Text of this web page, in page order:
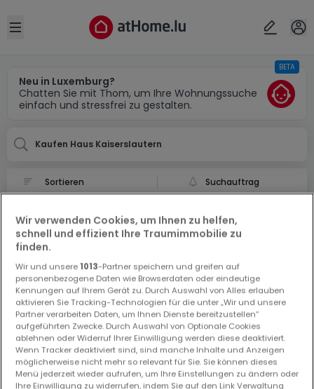
Open sidebar
Neu in Luxemburg?
Chatten Sie mit Thom, um Ihre Wohnungssuche
einfach und stressfrei zu gestalten.
BETA
Kaufen Haus Kaiserslautern
Suchauftrag
1-Zimmer Haus kaufen in Kaiserslautern
0 1-Zimmer Haus zum Kauf in Kaiserslautern
Vorschau auf neue Inserate und
Preissenkungen!
Richten Sie einen Alarm für diese Suche ein, um neue
Ort
Abbrechen ok
Wir verwenden Cookies, um Ihnen zu helfen,
schnell und effizient Ihre Traumimmobilie zu
finden.
Wir und unsere 1013-Partner speichern und greifen auf
personenbezogene Daten wie Browserdaten oder eindeutige
Kennungen auf Ihrem Gerät zu. Durch Auswahl von Alles erlauben
aktivieren Sie Tracking-Technologien für die unter „Wir und unsere
Partner verarbeiten Daten, um Ihnen Dienste bereitzustellen“
aufgeführten Zwecke. Durch Auswahl von Optionale Cookies
ablehnen oder Widerruf Ihrer Einwilligung werden diese deaktiviert.
Wenn Tracker deaktiviert sind, sind manche Inhalte und Anzeigen
möglicherweise nicht mehr so relevant für Sie. Sie können dieses
Menü jederzeit wieder aufrufen, um Ihre Einstellungen zu ändern oder
Ihre Einwilligung zu widerrufen, indem Sie auf den Link Verwaltung